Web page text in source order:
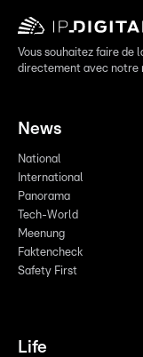
Vous souhaitez faire de
directement avec notre
News
National
International
Panorama
Tech-World
Meenung
Faktencheck
Safety First
Life